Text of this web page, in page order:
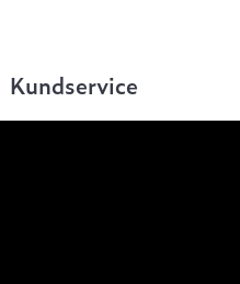
Kundservice